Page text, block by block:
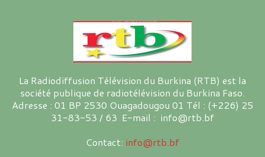
La Radiodiffusion Télévision du Burkina (RTB) est la
société publique de radiotélévision du Burkina Faso.
Adresse : 01 BP 2530 Ouagadougou 01 Tél : (+226) 25
31-83-53 / 63 E-mail : info@rtb.bf
Contact: info@rtb.bf